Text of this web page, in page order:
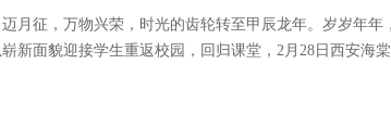
月征，万物兴荣，时光的齿轮转至甲辰龙年。岁岁年年
新面貌迎接学生重返校园，回归课堂，2月28日西安海